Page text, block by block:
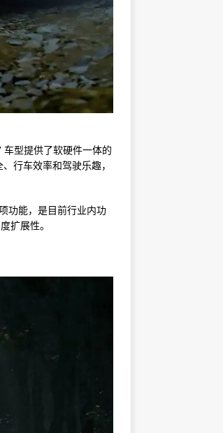
型提供了软硬件一体的
行车效率和驾驶乐趣，
功能，是目前行业内功
扩展性。